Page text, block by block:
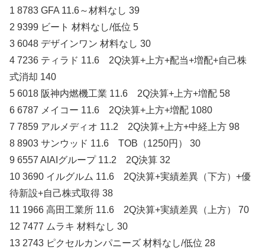
1 8783 GFA 11.6～材料なし 39
2 9399 ビート 材料なし/低位 5
3 6048 デザインワン 材料なし 30
4 7236 ティラド 11.6 2Q決算+上方+配当+増配+自己株
式消却 140
5 6018 阪神内燃機工業 11.6 2Q決算+上方+増配 58
6 6787 メイコー 11.6 2Q決算+上方+増配 1080
7 7859 アルメディオ 11.2 2Q決算+上方+中経上方 98
8 8903 サンウッド 11.6 TOB（1250円） 30
9 6557 AIAIグループ 11.2 2Q決算 32
10 3690 イルグルム 11.6 2Q決算+実績差異（下方）+優
待新設+自己株式取得 38
11 1966 高田工業所 11.6 2Q決算+実績差異（上方） 70
12 7477 ムラキ 材料なし 30
13 2743 ピクセルカンパニーズ 材料なし/低位 28